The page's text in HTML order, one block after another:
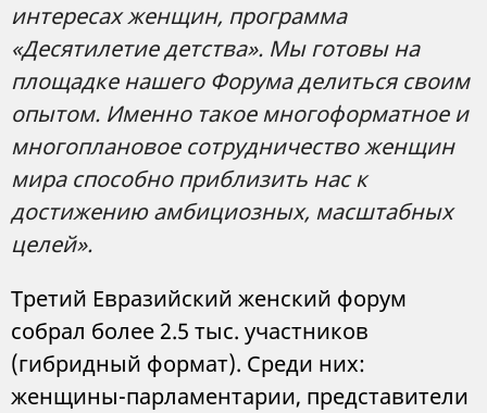
интересах женщин, программа
«Десятилетие детства». Мы готовы на
площадке нашего Форума делиться своим
опытом. Именно такое многоформатное и
многоплановое сотрудничество женщин
мира способно приблизить нас к
достижению амбициозных, масштабных
целей».
Третий Евразийский женский форум
собрал более 2.5 тыс. участников
(гибридный формат). Среди них:
женщины-парламентарии, представители